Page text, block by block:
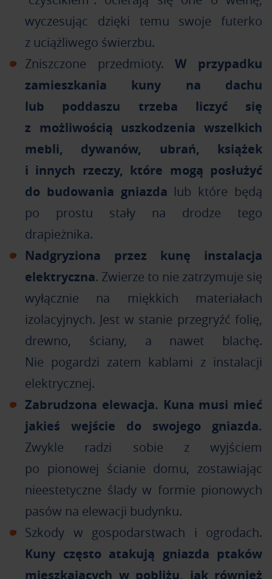
wyczesując dzięki temu swoje futerko
z uciążliwego świerzbu.
Zniszczone przedmioty.W przypadku
zamieszkania kuny na dachu
lub poddaszu trzeba liczyć się
z możliwością uszkodzenia wszelkich
mebli, dywanów, ubrań, książek
i innych rzeczy, które mogą posłużyć
do budowania gniazda lub które będą
po prostu stały na drodze tego
drapieżnika.
Nadgryziona przez kunę instalacja
elektryczna. Zwierze to nie zatrzymuje się
wyłącznie na miękkich materiałach
izolacyjnych. Jest w stanie przegryźć folię,
drewno, ściany, a nawet blachę.
Nie pogardzi zatem kablami z instalacji
elektrycznej.
Zabrudzona elewacja. Kuna musi mieć
jakieś wejście do swojego gniazda.
Zwykle radzi sobie z wyjściem
po pionowej ścianie domu, zostawiając
nieestetyczne ślady w formie pionowych
pasów na elewacji budynku.
Szkody w gospodarstwach i ogrodach.
Kuny często atakują gniazda ptaków
mieszkających w pobliżu, jak również